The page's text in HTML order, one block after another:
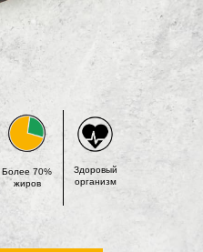
Более 70%
жиров
Здоровый
организм